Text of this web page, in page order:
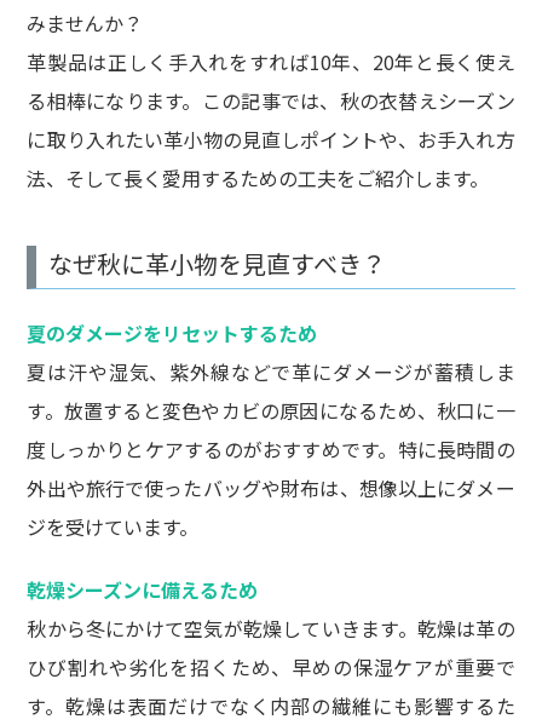
みませんか？
革製品は正しく手入れをすれば10年、20年と長く使え
る相棒になります。この記事では、秋の衣替えシーズン
に取り入れたい革小物の見直しポイントや、お手入れ方
法、そして長く愛用するための工夫をご紹介します。
なぜ秋に革小物を見直すべき？
夏のダメージをリセットするため
夏は汗や湿気、紫外線などで革にダメージが蓄積しま
す。放置すると変色やカビの原因になるため、秋口に一
度しっかりとケアするのがおすすめです。特に長時間の
外出や旅行で使ったバッグや財布は、想像以上にダメー
ジを受けています。
乾燥シーズンに備えるため
秋から冬にかけて空気が乾燥していきます。乾燥は革の
ひび割れや劣化を招くため、早めの保湿ケアが重要で
す。乾燥は表面だけでなく内部の繊維にも影響するた